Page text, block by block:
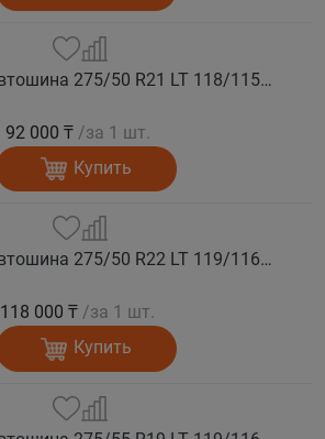
COMFORSER Автошина 275/50 R21 LT 118/115S CF1100 RWL 10PR лето
92 000 ₸ /за 1 шт.
Купить
COMFORSER Автошина 275/50 R22 LT 119/116S CF1100 RWL 10PR лето
118 000 ₸ /за 1 шт.
Купить